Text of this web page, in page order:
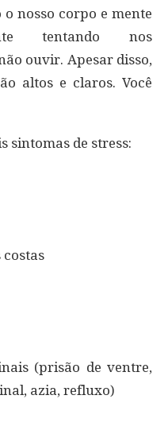
nosso corpo e mente
tentando nos
ouvir. Apesar disso,
altos e claros. Você
sintomas de stress:
costas
(prisão de ventre,
azia, refluxo)